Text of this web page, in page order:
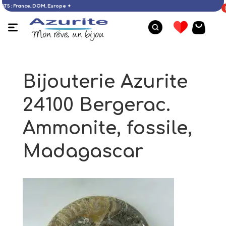
: France, DOM, Europe ✦
Bijouterie Azurite
24100 Bergerac.
Ammonite, fossile,
Madagascar
Bague opale